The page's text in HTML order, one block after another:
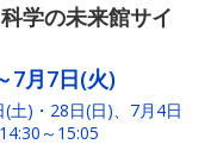
学の未来館サイ
7月7日(火)
土)・28日(日)、7月4日
～15:05